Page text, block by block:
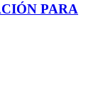
PARA